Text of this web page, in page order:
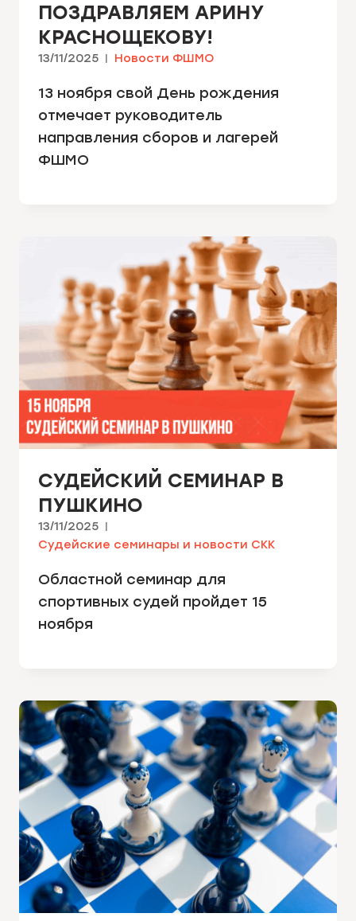
ПОЗДРАВЛЯЕМ АРИНУ
КРАСНОЩЕКОВУ!
13/11/2025 Новости ФШМО
13 ноября свой День рождения
отмечает руководитель
направления сборов и лагерей
ФШМО
СУДЕЙСКИЙ СЕМИНАР В
ПУШКИНО
13/11/2025
Судейские семинары и новости СКК
Областной семинар для
спортивных судей пройдет 15
ноября